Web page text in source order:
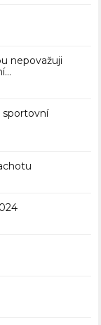
nepovažuji
sportovní